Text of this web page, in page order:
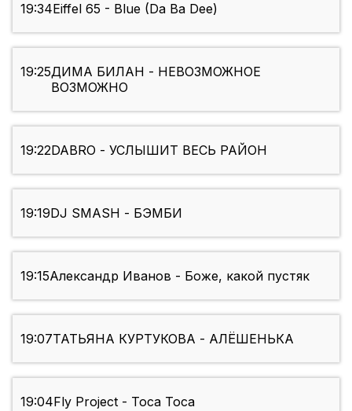
19:34Eiffel 65 - Blue (Da Ba Dee)
19:25ДИМА БИЛАН - НЕВОЗМОЖНОЕ
ВОЗМОЖНО
19:22DABRO - УСЛЫШИТ ВЕСЬ РАЙОН
19:19DJ SMASH - БЭМБИ
19:15Александр Иванов - Боже, какой пустяк
19:07ТАТЬЯНА КУРТУКОВА - АЛЁШЕНЬКА
19:04Fly Project - Toca Toca